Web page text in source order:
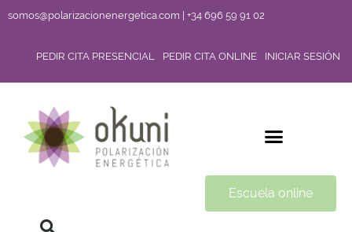
somos@polarizacionenergetica.com | +34 696 59 91 02
PEDIR CITA PRESENCIAL PEDIR CITA ONLINE INICIAR SESIÓN
Escuela online